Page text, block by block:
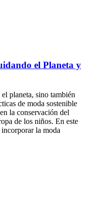
el Planeta y
planeta, sino también
de moda sostenible
la conservación del
de los niños. En este
la moda